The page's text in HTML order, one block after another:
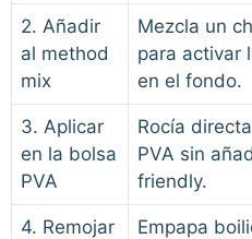
2. Añadir
al method
mix
Mezcla un
para activar
en el fondo.
3. Aplicar
en la bolsa
PVA
Rocía
PVA sin
friendly.
4. Remojar
Empapa